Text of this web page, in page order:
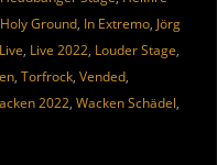
Holy Ground, In Extremo, Jörg
Live, Live 2022, Louder Stage,
, Torfrock, Vended,
2022, Wacken Schädel,